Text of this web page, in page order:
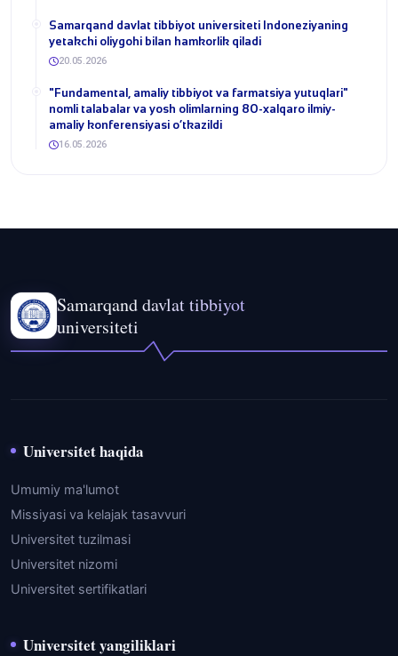
Samarqand davlat tibbiyot universiteti Indoneziyaning
yetakchi oliygohi bilan hamkorlik qiladi
20.05.2026
​"Fundamental, amaliy tibbiyot va farmatsiya yutuqlari"
nomli talabalar va yosh olimlarning 80-xalqaro ilmiy-
amaliy konferensiyasi o‘tkazildi
16.05.2026
Samarqand davlat tibbiyot
universiteti
Universitet haqida
Umumiy ma'lumot
Missiyasi va kelajak tasavvuri
Universitet tuzilmasi
Universitet nizomi
Universitet sertifikatlari
Universitet yangiliklari